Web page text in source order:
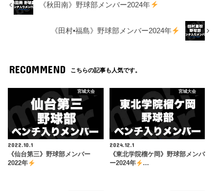
《秋田南》野球部メンバー2024年
《田村•福島》野球部メンバー2024年
RECOMMEND こちらの記事も人気です。
宮城大会
2022.10.1
《仙台第三》野球部メンバー
2022年
宮城大会
2024.12.1
《東北学院榴ケ岡》野球部メンバ
ー2024年
…